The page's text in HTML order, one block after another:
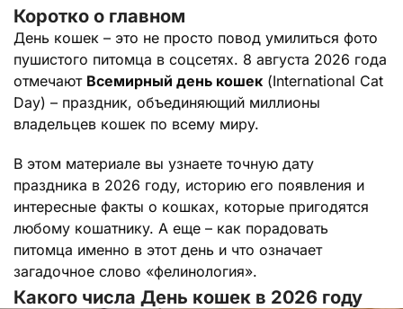
Коротко о главном
День кошек – это не просто повод умилиться фото
пушистого питомца в соцсетях. 8 августа 2026 года
отмечают Всемирный день кошек (International Cat
Day) – праздник, объединяющий миллионы
владельцев кошек по всему миру.
В этом материале вы узнаете точную дату
праздника в 2026 году, историю его появления и
интересные факты о кошках, которые пригодятся
любому кошатнику. А еще – как порадовать
питомца именно в этот день и что означает
загадочное слово «фелинология».
Какого числа День кошек в 2026 году